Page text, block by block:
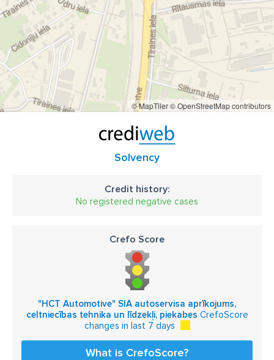
© MapTiler© OpenStreetMap contributors
Solvency
Credit history:
No registered negative cases
Crefo Score
"HCT Automotive" SIA autoservisa aprīkojums,
celtniecības tehnika un līdzekļi, piekabes CrefoScore
changes in last 7 days
What is CrefoScore?